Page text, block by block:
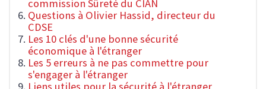
commission Sûreté du CIAN
Questions à Olivier Hassid, directeur du
CDSE
Les 10 clés d'une bonne sécurité
économique à l'étranger
Les 5 erreurs à ne pas commettre pour
s'engager à l'étranger